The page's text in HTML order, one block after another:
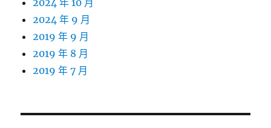
2024 年 10 月
2024 年 9 月
2019 年 9 月
2019 年 8 月
2019 年 7 月